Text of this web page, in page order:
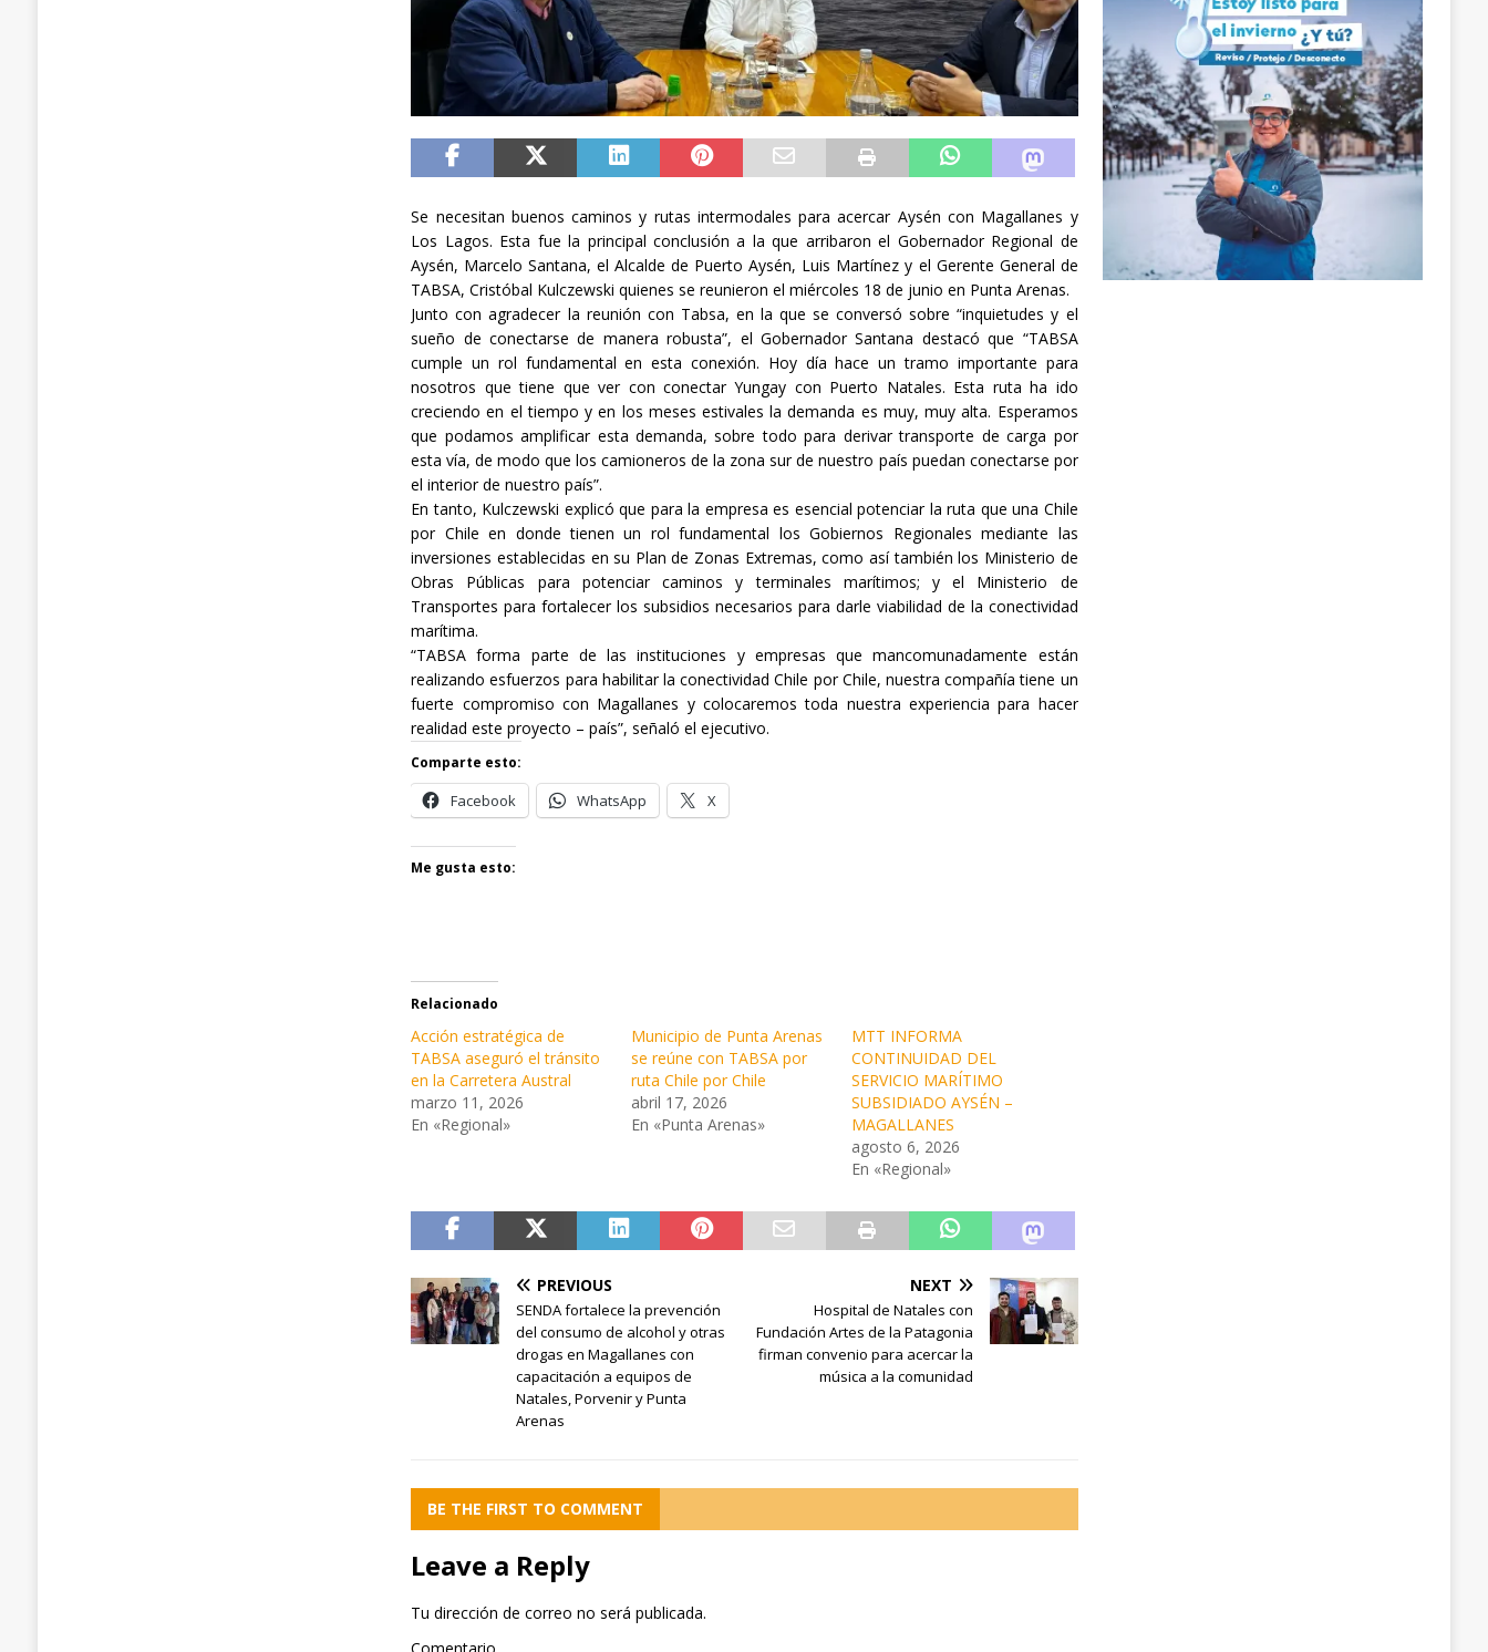
Se necesitan buenos caminos y rutas intermodales para acercar Aysén con Magallanes y
Los Lagos. Esta fue la principal conclusión a la que arribaron el Gobernador Regional de
Aysén, Marcelo Santana, el Alcalde de Puerto Aysén, Luis Martínez y el Gerente General de
TABSA, Cristóbal Kulczewski quienes se reunieron el miércoles 18 de junio en Punta Arenas.
Junto con agradecer la reunión con Tabsa, en la que se conversó sobre “inquietudes y el
sueño de conectarse de manera robusta”, el Gobernador Santana destacó que “TABSA
cumple un rol fundamental en esta conexión. Hoy día hace un tramo importante para
nosotros que tiene que ver con conectar Yungay con Puerto Natales. Esta ruta ha ido
creciendo en el tiempo y en los meses estivales la demanda es muy, muy alta. Esperamos
que podamos amplificar esta demanda, sobre todo para derivar transporte de carga por
esta vía, de modo que los camioneros de la zona sur de nuestro país puedan conectarse por
el interior de nuestro país”.
En tanto, Kulczewski explicó que para la empresa es esencial potenciar la ruta que una Chile
por Chile en donde tienen un rol fundamental los Gobiernos Regionales mediante las
inversiones establecidas en su Plan de Zonas Extremas, como así también los Ministerio de
Obras Públicas para potenciar caminos y terminales marítimos; y el Ministerio de
Transportes para fortalecer los subsidios necesarios para darle viabilidad de la conectividad
marítima.
“TABSA forma parte de las instituciones y empresas que mancomunadamente están
realizando esfuerzos para habilitar la conectividad Chile por Chile, nuestra compañía tiene un
fuerte compromiso con Magallanes y colocaremos toda nuestra experiencia para hacer
realidad este proyecto – país”, señaló el ejecutivo.
Comparte esto:
Facebook WhatsApp X
Me gusta esto:
Relacionado
Acción estratégica de
TABSA aseguró el tránsito
en la Carretera Austral
marzo 11, 2026
En «Regional»
Municipio de Punta Arenas
se reúne con TABSA por
ruta Chile por Chile
abril 17, 2026
En «Punta Arenas»
MTT INFORMA
CONTINUIDAD DEL
SERVICIO MARÍTIMO
SUBSIDIADO AYSÉN –
MAGALLANES
agosto 6, 2026
En «Regional»
PREVIOUS
SENDA fortalece la prevención
del consumo de alcohol y otras
drogas en Magallanes con
capacitación a equipos de
Natales, Porvenir y Punta
Arenas
NEXT
Hospital de Natales con
Fundación Artes de la Patagonia
firman convenio para acercar la
música a la comunidad
BE THE FIRST TO COMMENT
Leave a Reply
Tu dirección de correo no será publicada.